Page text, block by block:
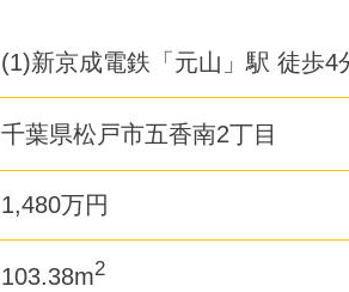
(1)新京成電鉄「元山」駅 徒歩4
千葉県松戸市五香南2丁目
1,480万円
103.38m2